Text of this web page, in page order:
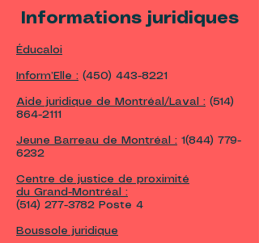
Informations juridiques
Éducaloi
Inform’Elle : (450) 443-8221
Aide juridique de Montréal/Laval : (514)
864-2111
Jeune Barreau de Montréal : 1(844) 779-
6232
Centre de justice de proximité
du Grand-Montréal :
(514) 277-3782 Poste 4
Boussole juridique